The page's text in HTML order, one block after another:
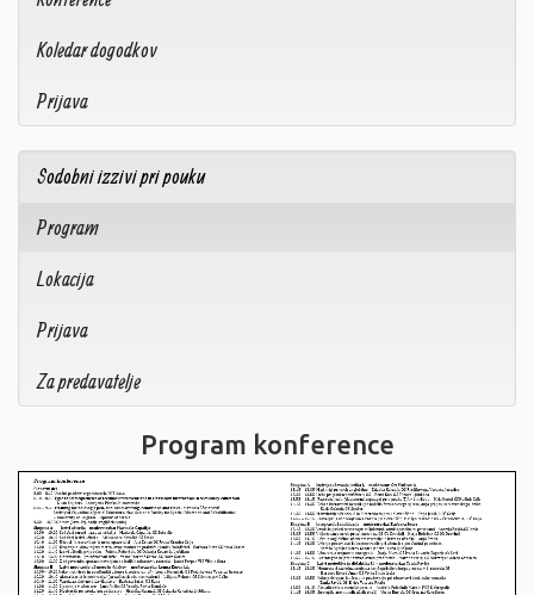
Koledar dogodkov
Prijava
Sodobni izzivi pri pouku
Program
Lokacija
Prijava
Za predavatelje
Program konference